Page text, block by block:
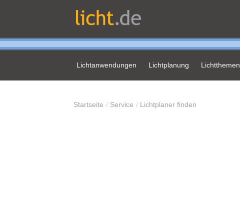
Lichtanwendungen Lichtplanung Lichtthemen
Startseite Service Lichtplaner finden